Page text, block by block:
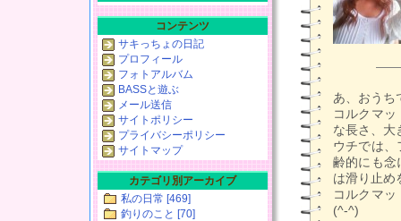
あ、おうち
コルクマ
な長さ、大
ウチでは、
齢的にも念
は滑り止め
コルクマ
(^-^)
コンテンツ
サキっちょの日記
プロフィール
フォトアルバム
BASSと遊ぶ
メール送信
サイトポリシー
プライバシーポリシー
サイトマップ
カテゴリ別アーカイブ
私の日常 [469]
釣りのこと [70]